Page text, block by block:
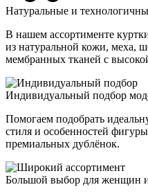
Натуральные и
В нашем ассортименте
из натуральной кожи, меха,
мембранных тканей с
Индивидуальный подбор
Помогаем подобрать
стиля и особенностей
премиальных дублёнок.
Большой выбор для женщин